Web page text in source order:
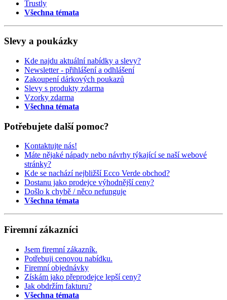
Trustly
Všechna témata
Slevy a poukázky
Kde najdu aktuální nabídky a slevy?
Newsletter - přihlášení a odhlášení
Zakoupení dárkových poukazů
Slevy s produkty zdarma
Vzorky zdarma
Všechna témata
Potřebujete další pomoc?
Kontaktujte nás!
Máte nějaké nápady nebo návrhy týkající se naší webové
stránky?
Kde se nachází nejbližší Ecco Verde obchod?
Dostanu jako prodejce výhodnější ceny?
Došlo k chybě / něco nefunguje
Všechna témata
Firemní zákazníci
Jsem firemní zákazník.
Potřebuji cenovou nabídku.
Firemní objednávky
Získám jako přeprodejce lepší ceny?
Jak obdržím fakturu?
Všechna témata